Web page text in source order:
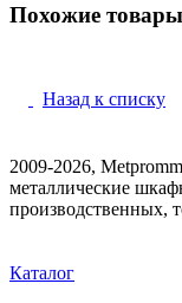
Похожие товары
Назад к списку
2009-2026,
металлические
производственных,
Каталог